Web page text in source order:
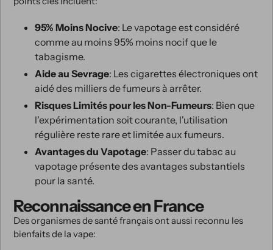
95% Moins Nocive: Le vapotage est considéré
comme au moins 95% moins nocif que le
tabagisme.
Aide au Sevrage: Les cigarettes électroniques ont
aidé des milliers de fumeurs à arrêter.
Risques Limités pour les Non-Fumeurs: Bien que
l'expérimentation soit courante, l'utilisation
régulière reste rare et limitée aux fumeurs.
Avantages du Vapotage: Passer du tabac au
vapotage présente des avantages substantiels
pour la santé.
Reconnaissance en France
Des organismes de santé français ont aussi reconnu les
bienfaits de la vape: